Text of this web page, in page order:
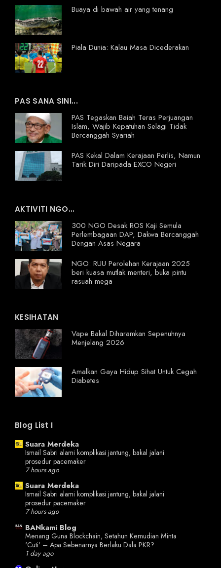
Buaya di bawah air yang tenang
Piala Dunia: Kalau Masa Dicederakan
PAS SANA SINI...
PAS Tegaskan Baiah Teras Perjuangan
Islam, Wajib Kepatuhan Selagi Tidak
Bercanggah Syariah
PAS Kekal Dalam Kerajaan Perlis, Namun
Tarik Diri Daripada EXCO Negeri
AKTIVITI NGO...
300 NGO Desak ROS Kaji Semula
Perlembagaan DAP, Dakwa Bercanggah
Dengan Asas Negara
NGO: RUU Perolehan Kerajaan 2025
beri kuasa mutlak menteri, buka pintu
rasuah mega
KESIHATAN
Vape Bakal Diharamkan Sepenuhnya
Menjelang 2026
Amalkan Gaya Hidup Sihat Untuk Cegah
Diabetes
Blog List I
Suara Merdeka
Ismail Sabri alami komplikasi jantung, bakal jalani
prosedur pacemaker
7 hours ago
Suara Merdeka
Ismail Sabri alami komplikasi jantung, bakal jalani
prosedur pacemaker
7 hours ago
BANkami Blog
Menang Guna Blockchain, Setahun Kemudian Minta
'Cuti' – Apa Sebenarnya Berlaku Dala PKR?
1 day ago